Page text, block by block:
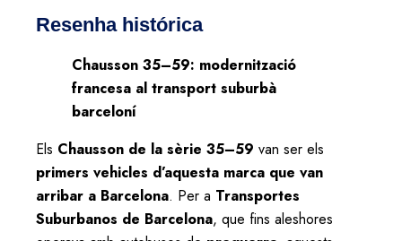
Resenha histórica
Chausson 35–59: modernització
francesa al transport suburbà
barceloní
Els Chausson de la sèrie 35–59 van ser els
primers vehicles d’aquesta marca que van
arribar a Barcelona. Per a Transportes
Suburbanos de Barcelona, que fins aleshores